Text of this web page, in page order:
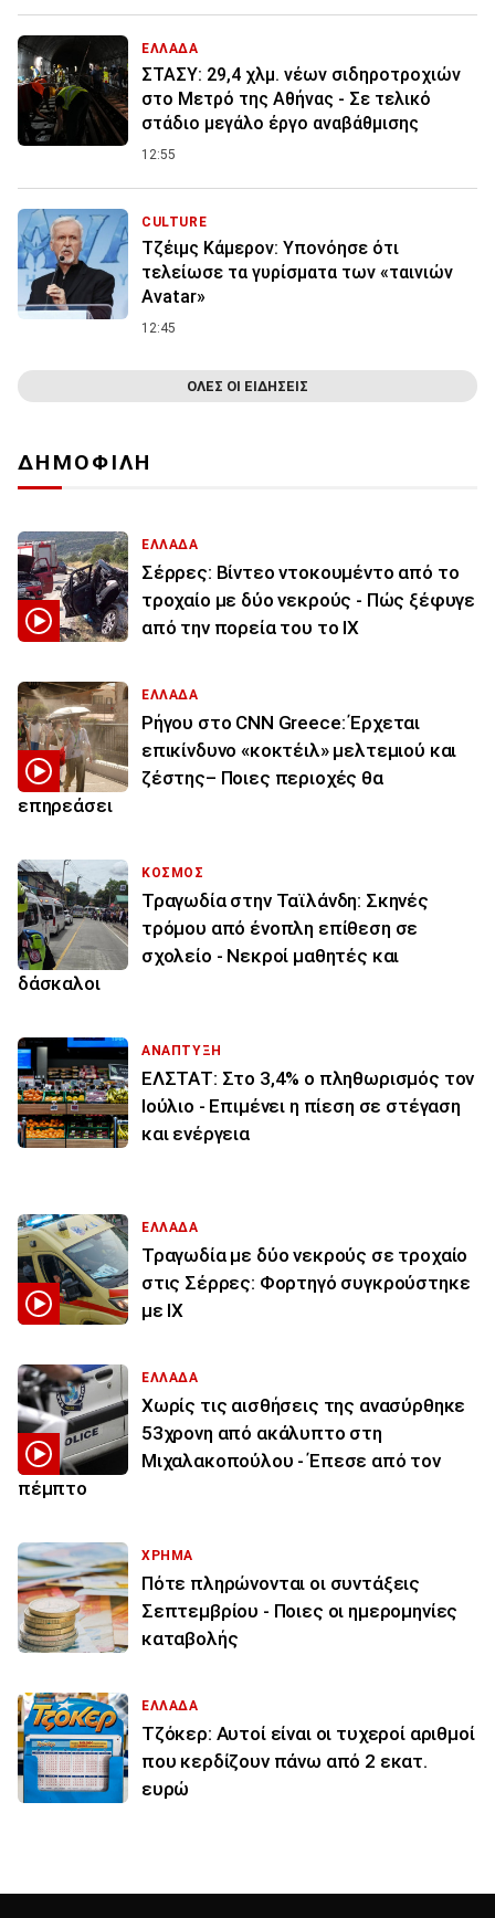
ΕΛΛΑΔΑ
ΣΤΑΣΥ: 29,4 χλμ. νέων σιδηροτροχιών
στο Μετρό της Αθήνας - Σε τελικό
στάδιο μεγάλο έργο αναβάθμισης
12:55
CULTURE
Τζέιμς Κάμερον: Υπονόησε ότι
τελείωσε τα γυρίσματα των «ταινιών
Avatar»
12:45
ΟΛΕΣ ΟΙ ΕΙΔΗΣΕΙΣ
ΔΗΜΟΦΙΛΗ
ΕΛΛΑΔΑ
Σέρρες: Βίντεο ντοκουμέντο από το
τροχαίο με δύο νεκρούς - Πώς ξέφυγε
από την πορεία του το ΙΧ
ΕΛΛΑΔΑ
Ρήγου στο CNN Greece: Έρχεται
επικίνδυνο «κοκτέιλ» μελτεμιού και
ζέστης– Ποιες περιοχές θα
επηρεάσει
ΚΟΣΜΟΣ
Τραγωδία στην Ταϊλάνδη: Σκηνές
τρόμου από ένοπλη επίθεση σε
σχολείο - Νεκροί μαθητές και
δάσκαλοι
ΑΝΑΠΤΥΞΗ
ΕΛΣΤΑΤ: Στο 3,4% ο πληθωρισμός τον
Ιούλιο - Επιμένει η πίεση σε στέγαση
και ενέργεια
ΕΛΛΑΔΑ
Τραγωδία με δύο νεκρούς σε τροχαίο
στις Σέρρες: Φορτηγό συγκρούστηκε
με ΙΧ
ΕΛΛΑΔΑ
Χωρίς τις αισθήσεις της ανασύρθηκε
53χρονη από ακάλυπτο στη
Μιχαλακοπούλου - Έπεσε από τον
πέμπτο
ΧΡΗΜΑ
Πότε πληρώνονται οι συντάξεις
Σεπτεμβρίου - Ποιες οι ημερομηνίες
καταβολής
ΕΛΛΑΔΑ
Τζόκερ: Αυτοί είναι οι τυχεροί αριθμοί
που κερδίζουν πάνω από 2 εκατ.
ευρώ